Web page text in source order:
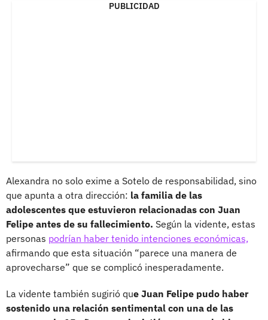
PUBLICIDAD
Alexandra no solo exime a Sotelo de responsabilidad, sino
que apunta a otra dirección: la familia de las
adolescentes que estuvieron relacionadas con Juan
Felipe antes de su fallecimiento. Según la vidente, estas
personas podrían haber tenido intenciones económicas,
afirmando que esta situación “parece una manera de
aprovecharse” que se complicó inesperadamente.
La vidente también sugirió que Juan Felipe pudo haber
sostenido una relación sentimental con una de las